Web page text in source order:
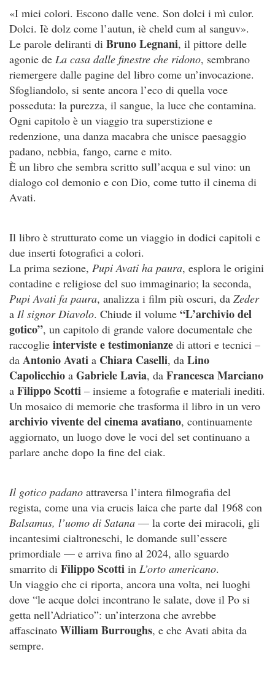
«I miei colori. Escono dalle vene. Son dolci i mì culor.
Dolci. Iè dolz come l’autun, iè cheld cum al sanguv».
Le parole deliranti di Bruno Legnani, il pittore delle
agonie de La casa dalle finestre che ridono, sembrano
riemergere dalle pagine del libro come un’invocazione.
Sfogliandolo, si sente ancora l’eco di quella voce
posseduta: la purezza, il sangue, la luce che contamina.
Ogni capitolo è un viaggio tra superstizione e
redenzione, una danza macabra che unisce paesaggio
padano, nebbia, fango, carne e mito.
È un libro che sembra scritto sull’acqua e sul vino: un
dialogo col demonio e con Dio, come tutto il cinema di
Avati.
Il libro è strutturato come un viaggio in dodici capitoli e
due inserti fotografici a colori.
La prima sezione, Pupi Avati ha paura, esplora le origini
contadine e religiose del suo immaginario; la seconda,
Pupi Avati fa paura, analizza i film più oscuri, da Zeder
a Il signor Diavolo. Chiude il volume “L’archivio del
gotico”, un capitolo di grande valore documentale che
raccoglie interviste e testimonianze di attori e tecnici –
da Antonio Avati a Chiara Caselli, da Lino
Capolicchio a Gabriele Lavia, da Francesca Marciano
a Filippo Scotti – insieme a fotografie e materiali inediti.
Un mosaico di memorie che trasforma il libro in un vero
archivio vivente del cinema avatiano, continuamente
aggiornato, un luogo dove le voci del set continuano a
parlare anche dopo la fine del ciak.
Il gotico padano attraversa l’intera filmografia del
regista, come una via crucis laica che parte dal 1968 con
Balsamus, l’uomo di Satana — la corte dei miracoli, gli
incantesimi cialtroneschi, le domande sull’essere
primordiale — e arriva fino al 2024, allo sguardo
smarrito di Filippo Scotti in L’orto americano.
Un viaggio che ci riporta, ancora una volta, nei luoghi
dove “le acque dolci incontrano le salate, dove il Po si
getta nell’Adriatico”: un’interzona che avrebbe
affascinato William Burroughs, e che Avati abita da
sempre.